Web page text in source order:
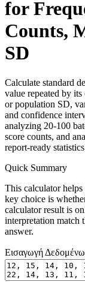
for
Counts,
SD
Calculate standard
value repeated by
or population SD,
and confidence
analyzing 20-100
score counts, and
report-ready
Quick Summary
This calculator
key choice is
calculator result is
interpretation match
answer.
Εισαγωγή